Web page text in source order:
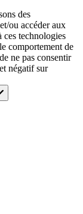
des
ou accéder aux
ces technologies
comportement de
ne pas consentir
négatif sur